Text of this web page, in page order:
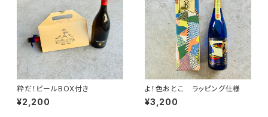
粋だ！ビールBOX付き
¥2,200
よ！色おとこ ラッピング仕様
¥3,200